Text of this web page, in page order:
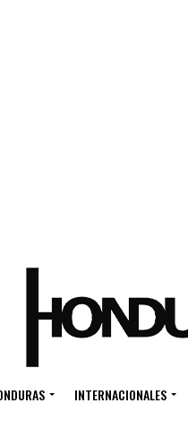
INTERNACIONALES